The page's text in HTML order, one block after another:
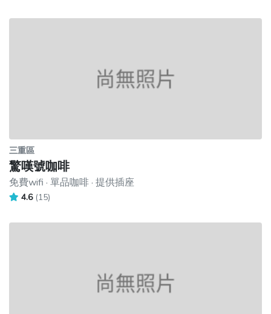
三重區
驚嘆號咖啡
免費wifi · 單品咖啡 · 提供插座
4.6 (15)